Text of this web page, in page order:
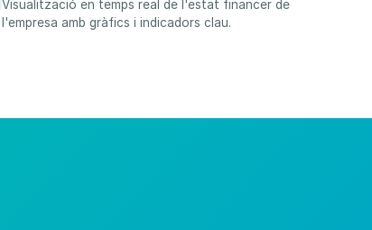
Visualització en temps real de l'estat financer de
l'empresa amb gràfics i indicadors clau.